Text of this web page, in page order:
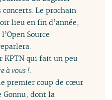
Le prochain
lieu en fin d’année,
Source
KPTN qui fait un peu
à vous !.
premier coup de cœur
Gonnu, dont la